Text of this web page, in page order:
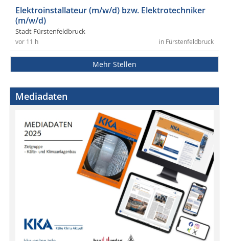
Elektroinstallateur (m/w/d) bzw. Elektrotechniker
(m/w/d)
Stadt Fürstenfeldbruck
in Fürstenfeldbruck
vor 11 h
Mehr Stellen
Mediadaten